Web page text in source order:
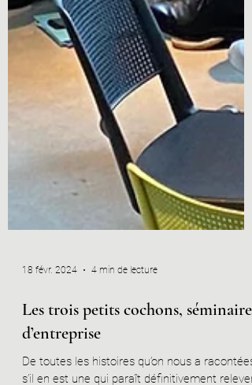
18 févr. 2024 4 min de lecture
Les trois petits cochons, séminaire
d’entreprise